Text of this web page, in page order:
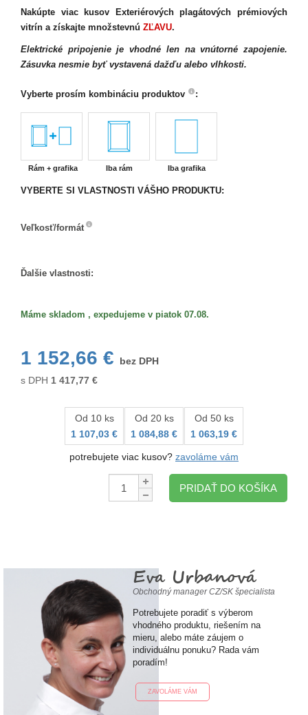
Nakúpte viac kusov Exteriérových plagátových prémiových
vitrín a získajte množstevnú ZĽAVU.
Elektrické pripojenie je vhodné len na vnútorné zapojenie.
Zásuvka nesmie byť vystavená dažďu alebo vlhkosti.
Vyberte prosím kombináciu produktov :
Rám + grafika Iba rám Iba grafika
VYBERTE SI VLASTNOSTI VÁŠHO PRODUKTU:
Veľkosť/formát
Ďalšie vlastnosti:
Máme skladom , expedujeme v piatok 07.08.
1 152,66 €
bez DPH
s DPH 1 417,77 €
Od 10 ks
1 107,03 €
Od 20 ks
1 084,88 €
Od 50 ks
1 063,19 €
potrebujete viac kusov? zavoláme vám
Množstvo:
PRIDAŤ DO KOŠÍKA
Eva Urbanová
Obchodný manager CZ/SK špecialista
Potrebujete poradiť s výberom
vhodného produktu, riešením na
mieru, alebo máte záujem o
individuálnu ponuku? Rada vám
poradím!
ZAVOLÁME VÁM